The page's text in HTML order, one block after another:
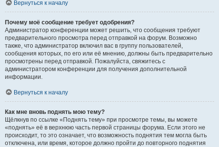
Вернуться к началу
Почему моё сообщение требует одобрения?
Администратор конференции может решить, что сообщения требуют
предварительного просмотра перед отправкой на форум. Возможно
также, что администратор включил вас в группу пользователей,
сообщения которых, по его или её мнению, должны быть предварительно
просмотрены перед отправкой. Пожалуйста, свяжитесь с
администратором конференции для получения дополнительной
информации.
Вернуться к началу
Как мне вновь поднять мою тему?
Щёлкнув по ссылке «Поднять тему» при просмотре темы, вы можете
«поднять» её в верхнюю часть первой страницы форума. Если этого не
происходит, то это означает, что возможность поднятия тем могла быть
отключена, или время, которое должно пройти до повторного поднятия